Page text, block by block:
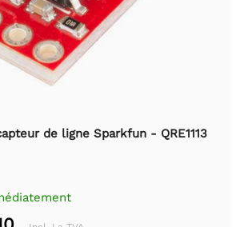
de ligne Sparkfun - QRE1113